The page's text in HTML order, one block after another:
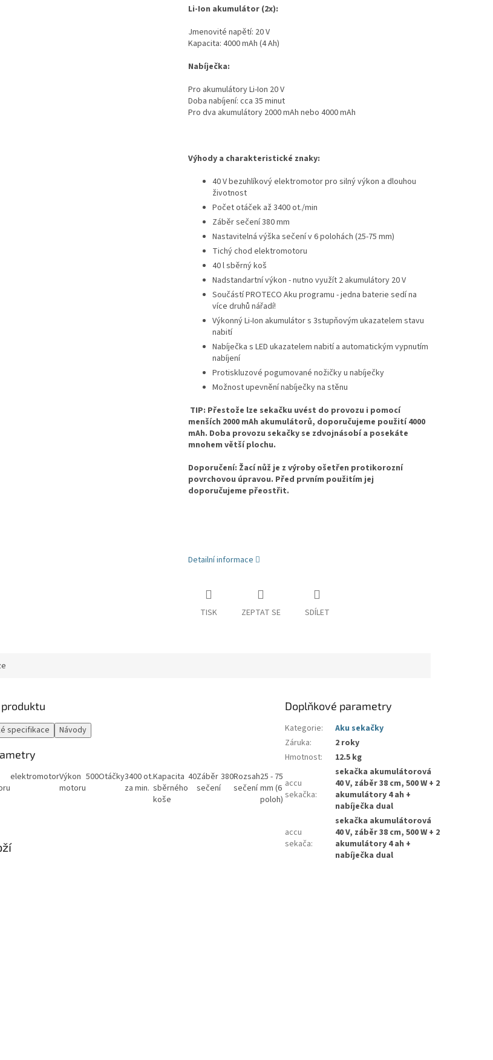
Li-Ion akumulátor (2x):
Jmenovité napětí: 20 V
Kapacita: 4000 mAh (4 Ah)
Nabíječka:
Pro akumulátory Li-Ion 20 V
Doba nabíjení: cca 35 minut
Pro dva akumulátory 2000 mAh nebo 4000 mAh
Výhody a charakteristické znaky:
40 V bezuhlíkový elektromotor pro silný výkon a dlouhou
životnost
Počet otáček až 3400 ot./min
Záběr sečení 380 mm
Nastavitelná výška sečení v 6 polohách (25-75 mm)
Tichý chod elektromotoru
40 l sběrný koš
Nadstandartní výkon - nutno využít 2 akumulátory 20 V
Součástí PROTECO Aku programu - jedna baterie sedí na
více druhů nářadí!
Výkonný Li-Ion akumulátor s 3stupňovým ukazatelem stavu
nabití
Nabíječka s LED ukazatelem nabití a automatickým vypnutím
nabíjení
Protiskluzové pogumované nožičky u nabíječky
Možnost upevnění nabíječky na stěnu
TIP: Přestože lze sekačku uvést do provozu i pomocí
menších 2000 mAh akumulátorů, doporučujeme použití 4000
mAh. Doba provozu sekačky se zdvojnásobí a posekáte
mnohem větší plochu.
Doporučení: Žací nůž je z výroby ošetřen protikorozní
povrchovou úpravou. Před prvním použitím jej
doporučujeme přeostřit.
Detailní informace
TISK ZEPTAT SE SDÍLET
specifikace Návody
elektromotorVýkon
motoru
500Otáčky3400ot.
za min.
Kapacita
sběrného
koše
40Záběr
sečení
380Rozsah
sečení
25 - 75
mm (6
poloh)
Doplňkové parametry
Kategorie:
Aku sekačky
Záruka:
2 roky
Hmotnost: 12.5 kg
accu
sekačka:
sekačka akumulátorová
40 V, záběr 38 cm, 500 W + 2
akumulátory 4 ah +
nabíječka dual
accu
sekača:
sekačka akumulátorová
40 V, záběr 38 cm, 500 W + 2
akumulátory 4 ah +
nabíječka dual